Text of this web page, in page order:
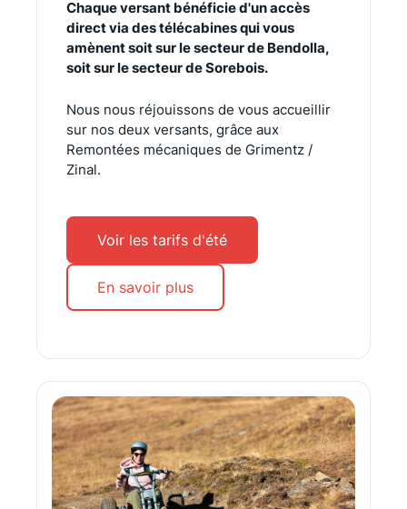
Chaque versant bénéficie d'un accès
direct via des télécabines qui vous
amènent soit sur le secteur de Bendolla,
soit sur le secteur de Sorebois.
Nous nous réjouissons de vous accueillir
sur nos deux versants, grâce aux
Remontées mécaniques de Grimentz /
Zinal.
Voir les tarifs d'été
En savoir plus